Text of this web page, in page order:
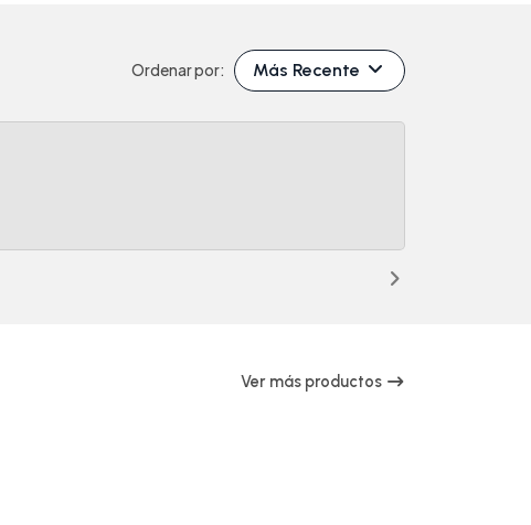
Ordenar por: Más Recente
Ver más productos